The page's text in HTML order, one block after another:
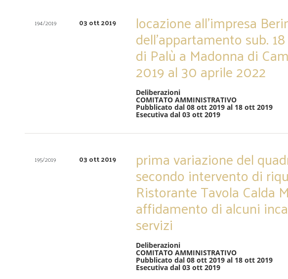
194/2019 03 ott 2019 locazione all’impresa
dell’appartamento sub.
di Palù a Madonna di
2019 al 30 aprile 2022
Deliberazioni
COMITATO AMMINISTRATIVO
Pubblicato dal 08 ott 2019 al 18 ott 2019
Esecutiva dal 03 ott 2019
195/2019 03 ott 2019 prima variazione del
secondo intervento di
Ristorante Tavola Calda
affidamento di alcuni
servizi
Deliberazioni
COMITATO AMMINISTRATIVO
Pubblicato dal 08 ott 2019 al 18 ott 2019
Esecutiva dal 03 ott 2019